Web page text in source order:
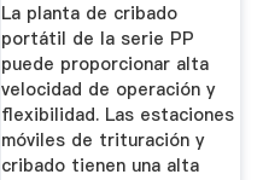
La planta de cribado
portátil de la serie PP
puede proporcionar alta
velocidad de operación y
flexibilidad. Las estaciones
móviles de trituración y
cribado tienen una alta